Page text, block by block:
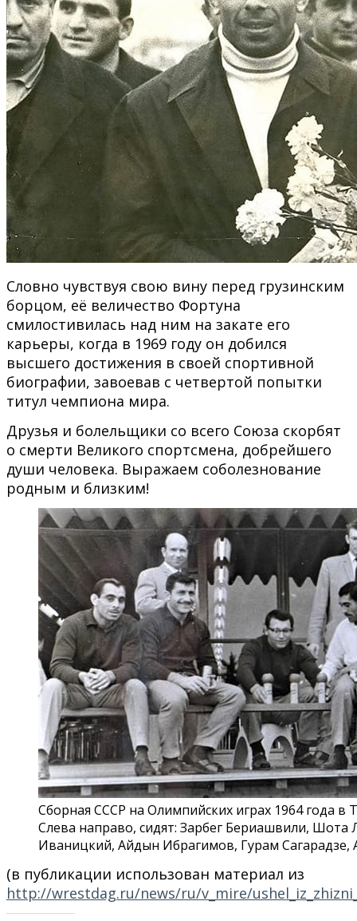
Словно чувствуя свою вину перед грузинским
борцом, её величество Фортуна
смилостивилась над ним на закате его
карьеры, когда в 1969 году он добился
высшего достижения в своей спортивной
биографии, завоевав с четвертой попытки
титул чемпиона мира.
Друзья и болельщики со всего Союза скорбят
о смерти Великого спортсмена, добрейшего
души человека. Выражаем соболезнование
родным и близким!
Сборная СССР на Олимпийских играх 1964 года в
Слева направо, сидят: Зарбег Бериашвили, Шота
Иваницкий, Айдын Ибрагимов, Гурам Сагарадзе,
(в публикации использован материал из
http://wrestdag.ru/news/ru/v_mire/